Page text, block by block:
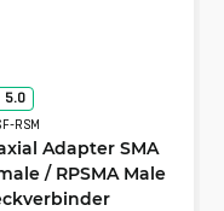
5.0
RSM
Adapter SMA
/ RPSMA Male